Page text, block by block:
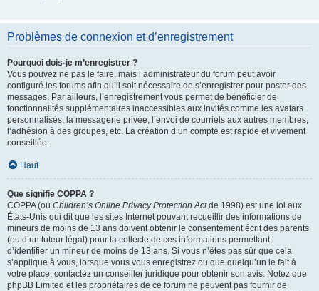
Problèmes de connexion et d’enregistrement
Pourquoi dois-je m’enregistrer ?
Vous pouvez ne pas le faire, mais l’administrateur du forum peut avoir
configuré les forums afin qu’il soit nécessaire de s’enregistrer pour poster des
messages. Par ailleurs, l’enregistrement vous permet de bénéficier de
fonctionnalités supplémentaires inaccessibles aux invités comme les avatars
personnalisés, la messagerie privée, l’envoi de courriels aux autres membres,
l’adhésion à des groupes, etc. La création d’un compte est rapide et vivement
conseillée.
Haut
Que signifie COPPA ?
COPPA (ou Children’s Online Privacy Protection Actde 1998) est une loi aux
États-Unis qui dit que les sites Internet pouvant recueillir des informations de
mineurs de moins de 13 ans doivent obtenir le consentement écrit des parents
(ou d’un tuteur légal) pour la collecte de ces informations permettant
d’identifier un mineur de moins de 13 ans. Si vous n’êtes pas sûr que cela
s’applique à vous, lorsque vous vous enregistrez ou que quelqu’un le fait à
votre place, contactez un conseiller juridique pour obtenir son avis. Notez que
phpBB Limited et les propriétaires de ce forum ne peuvent pas fournir de